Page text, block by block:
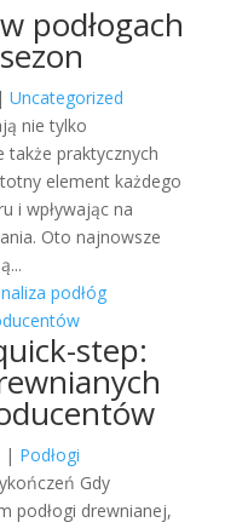
podłogach
Uncategorized
nie tylko
także praktycznych
element każdego
i wpływając na
Oto najnowsze
step:
| Podłogi
Gdy
podłogi drewnianej,